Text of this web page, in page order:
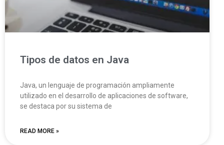
Tipos de datos en Java
Java, un lenguaje de programación ampliamente
utilizado en el desarrollo de aplicaciones de software,
se destaca por su sistema de
READ MORE »